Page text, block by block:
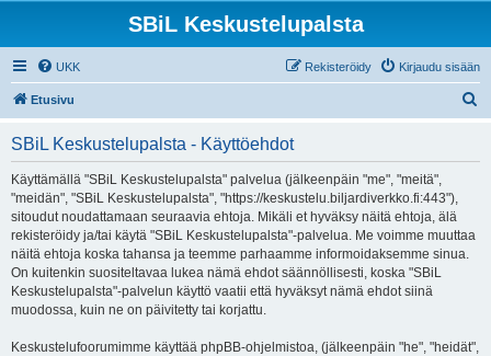
SBiL Keskustelupalsta
UKK Kirjaudu sisään
Rekisteröidy
Etusivu
SBiL Keskustelupalsta - Käyttöehdot
Käyttämällä "SBiL Keskustelupalsta" palvelua (jälkeenpäin "me", "meitä",
"meidän", "SBiL Keskustelupalsta", "https://keskustelu.biljardiverkko.fi:443"),
sitoudut noudattamaan seuraavia ehtoja. Mikäli et hyväksy näitä ehtoja, älä
rekisteröidy ja/tai käytä "SBiL Keskustelupalsta"-palvelua. Me voimme muuttaa
näitä ehtoja koska tahansa ja teemme parhaamme informoidaksemme sinua.
On kuitenkin suositeltavaa lukea nämä ehdot säännöllisesti, koska "SBiL
Keskustelupalsta"-palvelun käyttö vaatii että hyväksyt nämä ehdot siinä
muodossa, kuin ne on päivitetty tai korjattu.
Keskustelufoorumimme käyttää phpBB-ohjelmistoa, (jälkeenpäin "he", "heidät",